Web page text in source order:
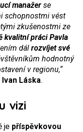
manažer se
schopnostmi vést
zkušenostmi ze
kvalitní práci Pavla
dál rozvíjet své
hodnotný
v regionu,“
Ivan Láska.
vizi
je příspěvkovou